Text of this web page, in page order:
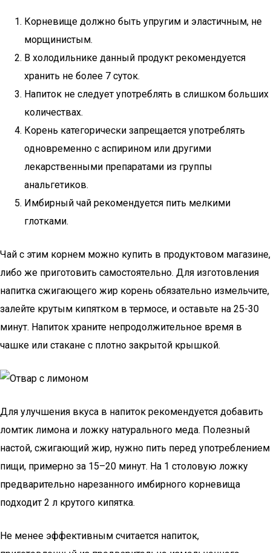
Корневище должно быть упругим и эластичным, не
морщинистым.
В холодильнике данный продукт рекомендуется
хранить не более 7 суток.
Напиток не следует употреблять в слишком больших
количествах.
Корень категорически запрещается употреблять
одновременно с аспирином или другими
лекарственными препаратами из группы
анальгетиков.
Имбирный чай рекомендуется пить мелкими
глотками.
Чай с этим корнем можно купить в продуктовом магазине,
либо же приготовить самостоятельно. Для изготовления
напитка сжигающего жир корень обязательно измельчите,
залейте крутым кипятком в термосе, и оставьте на 25-30
минут. Напиток храните непродолжительное время в
чашке или стакане с плотно закрытой крышкой.
Для улучшения вкуса в напиток рекомендуется добавить
ломтик лимона и ложку натурального меда. Полезный
настой, сжигающий жир, нужно пить перед употреблением
пищи, примерно за 15–20 минут. На 1 столовую ложку
предварительно нарезанного имбирного корневища
подходит 2 л крутого кипятка.
Не менее эффективным считается напиток,